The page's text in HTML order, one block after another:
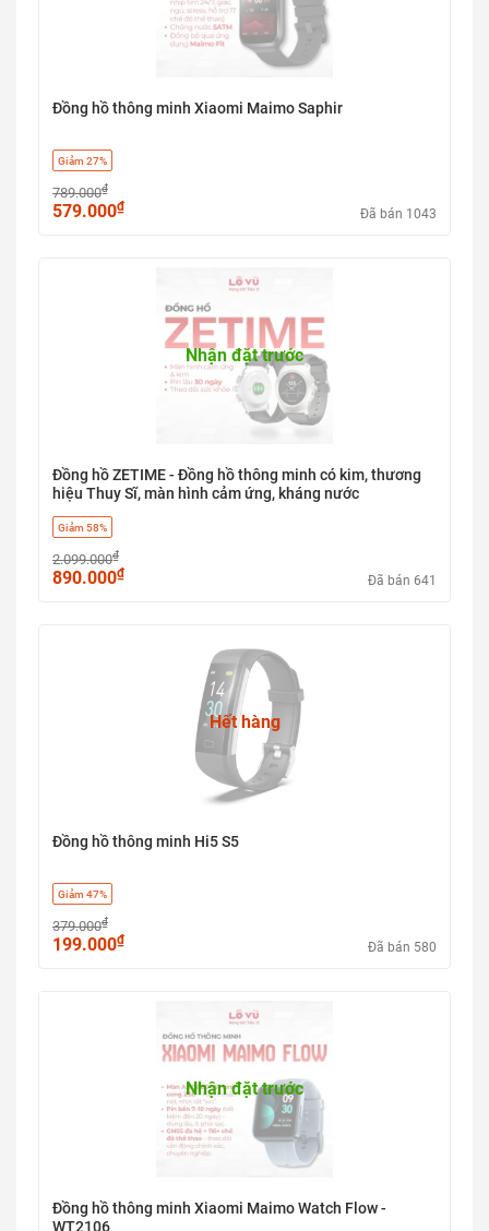
Đồng hồ thông minh Xiaomi Maimo Saphir
Giảm 27%
789.000₫
579.000₫ Đã bán 1043
Nhận đặt trước
Đồng hồ ZETIME - Đồng hồ thông minh có kim, thương
hiệu Thuy Sĩ, màn hình cảm ứng, kháng nước
Giảm 58%
2.099.000₫
890.000₫ Đã bán 641
Hết hàng
Đồng hồ thông minh Hi5 S5
Giảm 47%
379.000₫
199.000₫ Đã bán 580
Nhận đặt trước
Đồng hồ thông minh Xiaomi Maimo Watch Flow -
WT2106